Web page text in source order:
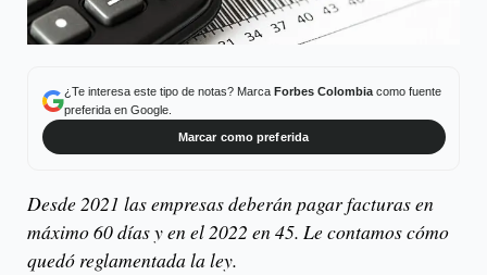
¿Te interesa este tipo de notas? Marca Forbes Colombiacomo fuente
preferida en Google.
Marcar como preferida
Desde 2021 las empresas deberán pagar facturas en
máximo 60 días y en el 2022 en 45. Le contamos cómo
quedó reglamentada la ley.